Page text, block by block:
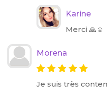
Karine
Merci 🙏☺️
Morena
Je suis très